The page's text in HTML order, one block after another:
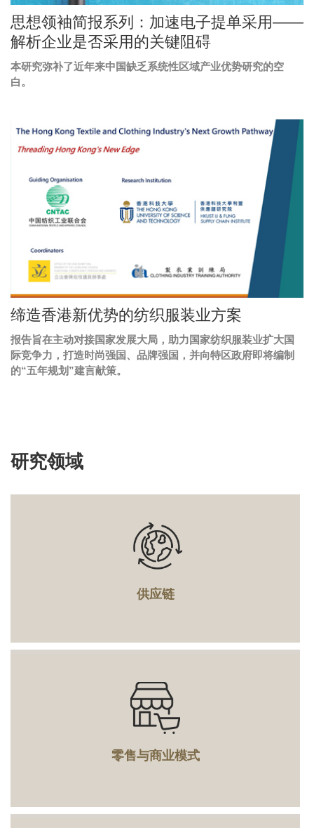
Image
Caption
思想领袖简报系列：加速电子提单采用——
解析企业是否采用的关键阻碍
Text
Area
本研究弥补了近年来中国缺乏系统性区域产业优势研究的空
白。
Right
Column
图
像
Image
Image
Caption
缔造香港新优势的纺织服装业方案
Text
Area
报告旨在主动对接国家发展大局，助力国家纺织服装业扩大国
际竞争力，打造时尚强国、品牌强国，并向特区政府即将编制
的“五年规划”建言献策。
Text
研究领域
供应链
零售与商业模式